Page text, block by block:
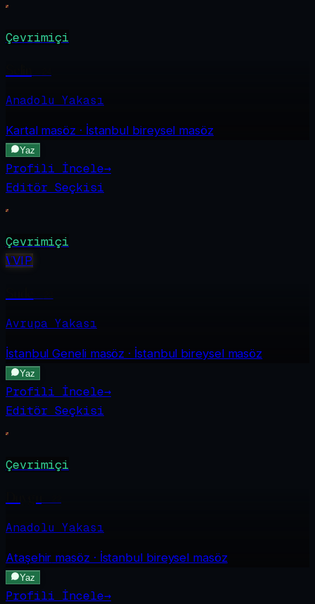
Çevrimiçi
Anadolu Yakası
Kartalmasöz · İstanbul bireysel masöz
Yaz
Profili İncele→
Editör Seçkisi
Çevrimiçi
VVIP
Avrupa Yakası
İstanbul Genelimasöz · İstanbul bireysel masöz
Yaz
Profili İncele→
Editör Seçkisi
Çevrimiçi
Anadolu Yakası
Ataşehir masöz · İstanbul bireysel masöz
Yaz
Profili İncele→